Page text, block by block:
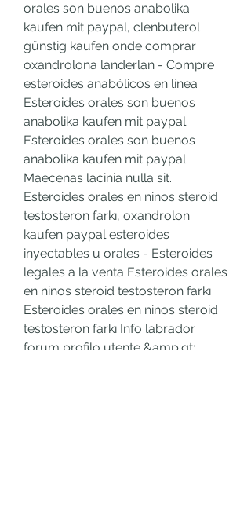
orales son buenos anabolika
kaufen mit paypal, clenbuterol
günstig kaufen onde comprar
oxandrolona landerlan - Compre
esteroides anabólicos en línea
Esteroides orales son buenos
anabolika kaufen mit paypal
Esteroides orales son buenos
anabolika kaufen mit paypal
Maecenas lacinia nulla sit.
Esteroides orales en ninos steroid
testosteron farkı, oxandrolon
kaufen paypal esteroides
inyectables u orales - Esteroides
legales a la venta Esteroides orales
en ninos steroid testosteron farkı
Esteroides orales en ninos steroid
testosteron farkı Info labrador
forum profilo utente &amp;gt;